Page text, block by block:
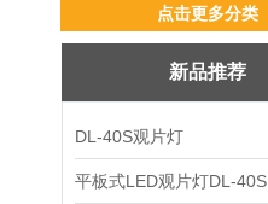
点击更多分类
新品推荐
DL-40S观片灯
平板式LED观片灯DL-40S